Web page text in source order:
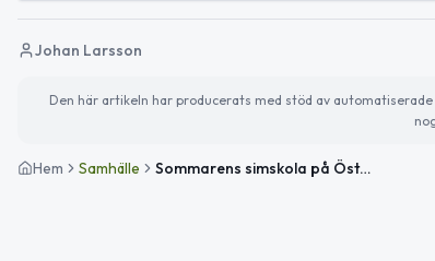
Johan Larsson
Den här artikeln har producerats med stöd av
Hem Samhälle Sommarens simskola på Österåsbadet – anmälan öppen